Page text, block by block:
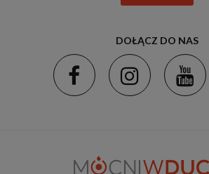
DOŁĄCZ DO NAS